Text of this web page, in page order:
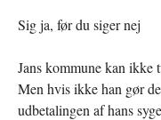
Sig ja, før du siger nej
Jans kommune kan ikke
Men hvis ikke han gør
udbetalingen af hans